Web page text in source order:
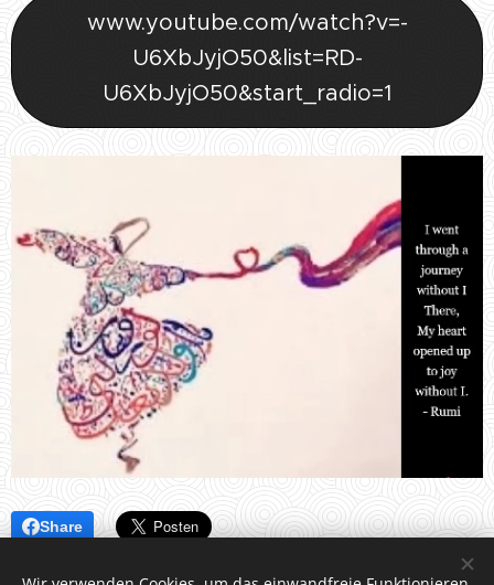
www.youtube.com/watch?v=-
U6XbJyjO50&list=RD-
U6XbJyjO50&start_radio=1
Share